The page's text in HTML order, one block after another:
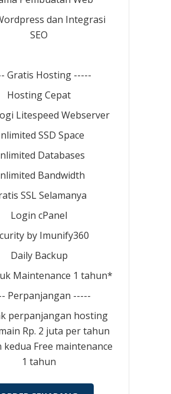
dan Integrasi
SEO
Gratis Hosting -----
Hosting Cepat
Litespeed Webserver
SSD Space
Databases
Bandwidth
SSL Selamanya
Login cPanel
by Imunify360
Daily Backup
Maintenance 1 tahun*
Perpanjangan -----
perpanjangan hosting
Rp. 2 juta per tahun
kedua Free maintenance
1 tahun